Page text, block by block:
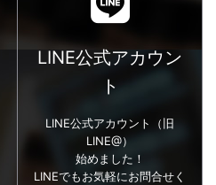
LINE公式アカウン
ト
LINE公式アカウント（旧
LINE@）
始めました！
LINEでもお気軽にお問合せく